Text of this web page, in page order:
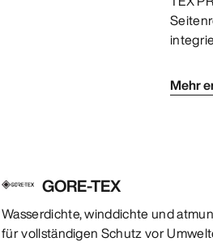
Mehr
GORE-TEX
Wasserdichte, winddichte und
für vollständigen Schutz vor